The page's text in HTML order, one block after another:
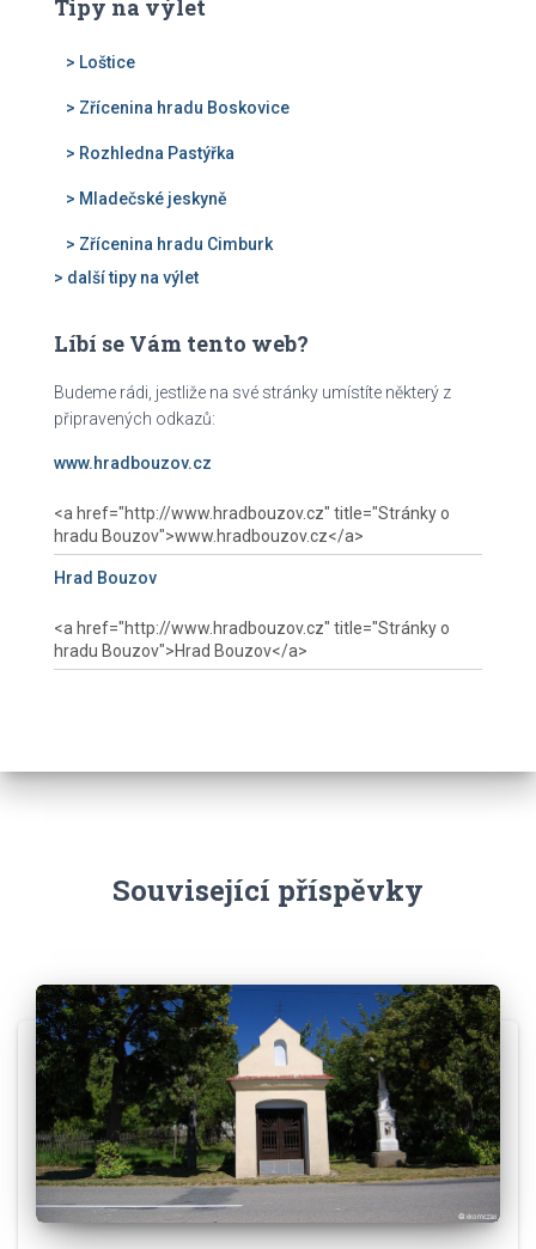
Tipy na výlet
> Loštice
> Zřícenina hradu Boskovice
> Rozhledna Pastýřka
> Mladečské jeskyně
> Zřícenina hradu Cimburk
> další tipy na výlet
Líbí se Vám tento web?
Budeme rádi, jestliže na své stránky umístíte některý z
připravených odkazů:
www.hradbouzov.cz
Hrad Bouzov
Související příspěvky